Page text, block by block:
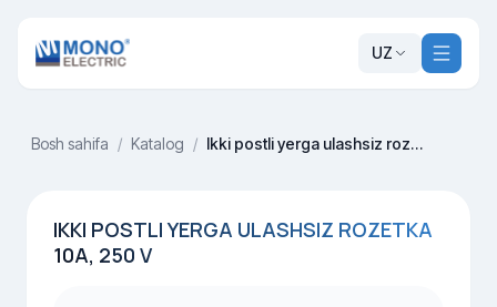
UZ
Bosh sahifa / Katalog / Ikki postli yerga ulashsiz rozetka 10A, 250 V
IKKI POSTLI YERGA ULASHSIZ ROZETKA
10A, 250 V